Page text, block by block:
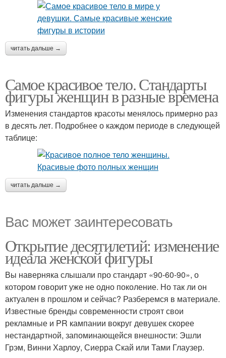
читать дальше →
Самое красивое тело. Стандарты
фигуры женщин в разные времена
Изменения стандартов красоты менялось примерно раз
в десять лет. Подробнее о каждом периоде в следующей
таблице:
читать дальше →
Вас может заинтересовать
Открытие десятилетий: изменение
идеала женской фигуры
Вы наверняка слышали про стандарт «90-60-90», о
котором говорит уже не одно поколение. Но так ли он
актуален в прошлом и сейчас? Разберемся в материале.
Известные бренды современности строят свои
рекламные и PR кампании вокруг девушек скорее
нестандартной, запоминающейся внешности: Эшли
Грэм, Винни Харлоу, Сиерра Скай или Тами Глаузер.